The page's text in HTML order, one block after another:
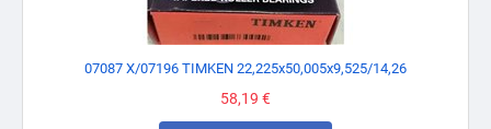
07087 X/07196 TIMKEN 22,225x50,005x9,525/14,26
Prezzo
58,19 €